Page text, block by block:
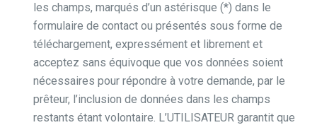
les champs, marqués d’un astérisque (*) dans le
formulaire de contact ou présentés sous forme de
téléchargement, expressément et librement et
acceptez sans équivoque que vos données soient
nécessaires pour répondre à votre demande, par le
prêteur, l’inclusion de données dans les champs
restants étant volontaire. L’UTILISATEUR garantit que